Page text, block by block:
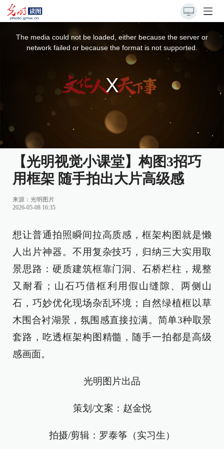
The media could not be loaded, either because the server or
network failed or because the format is not supported.
【光明视觉小课堂】构图3招巧
用框架 随手拍出大片高级感
来源：光明图片
2026-05-08 16:35
想让普通拍照瞬间拉高质感，框架构图就是懒
人出片神器。不用复杂技巧，归纳三大实用取
景思路：硬质建筑框靠门洞、石桥栏柱，规整
又耐看；山石巧借框利用假山缝隙、两侧山
石，巧妙优化现场杂乱环境；自然绿植框以草
木围合衬湖景，氛围感直接拉满。简单3种取景
套路，吃透框架构图精髓，随手一拍都是高级
感画面。
光明图片出品
策划/文案：赵金悦
拍摄/剪辑：罗泰筝（实习生）